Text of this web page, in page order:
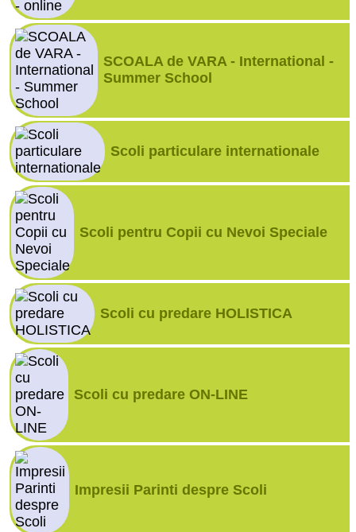
SCOALA de VARA - International -
Summer School
Scoli particulare internationale
Scoli pentru Copii cu Nevoi Speciale
Scoli cu predare HOLISTICA
Scoli cu predare ON-LINE
Impresii Parinti despre Scoli